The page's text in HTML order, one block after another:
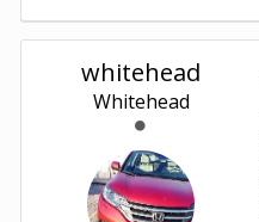
whitehead
Whitehead